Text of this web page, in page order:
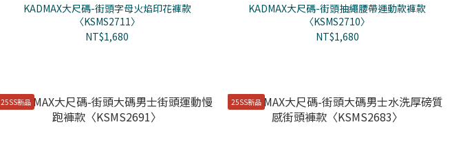
KADMAX大尺碼-街頭字母火焰印花褲款
〈KSMS2711〉
NT$1,680
KADMAX大尺碼-街頭抽繩腰帶運動款褲款
〈KSMS2710〉
NT$1,680
25SS新品 25SS新品